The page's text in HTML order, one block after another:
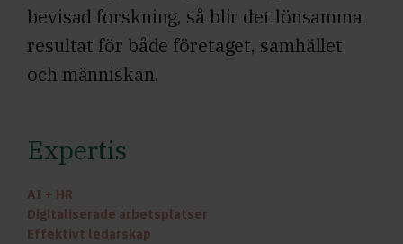
bevisad forskning, så blir det lönsamma
resultat för både företaget, samhället
och människan.
Expertis
AI + HR
Digitaliserade arbetsplatser
Effektivt ledarskap